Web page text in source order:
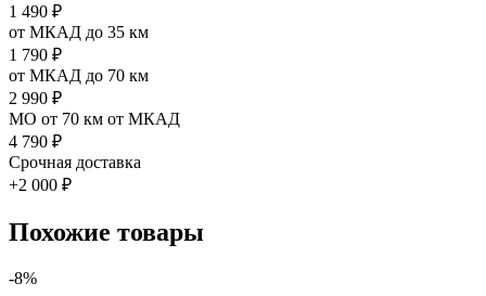
1 490 ₽
от МКАД до 35 км
1 790 ₽
от МКАД до 70 км
2 990 ₽
МО от 70 км от МКАД
4 790 ₽
Срочная доставка
+2 000 ₽
Похожие товары
-8%